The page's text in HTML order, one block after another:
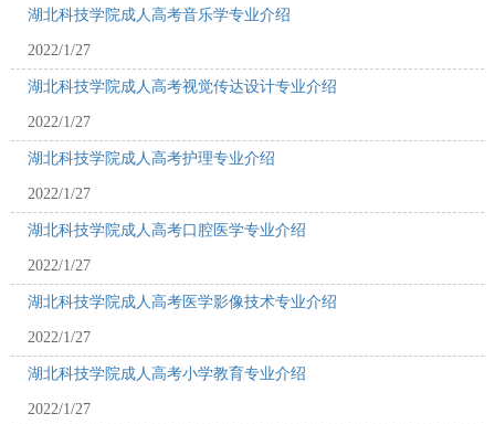
湖北科技学院成人高考音乐学专业介绍
2022/1/27
湖北科技学院成人高考视觉传达设计专业介绍
2022/1/27
湖北科技学院成人高考护理专业介绍
2022/1/27
湖北科技学院成人高考口腔医学专业介绍
2022/1/27
湖北科技学院成人高考医学影像技术专业介绍
2022/1/27
湖北科技学院成人高考小学教育专业介绍
2022/1/27